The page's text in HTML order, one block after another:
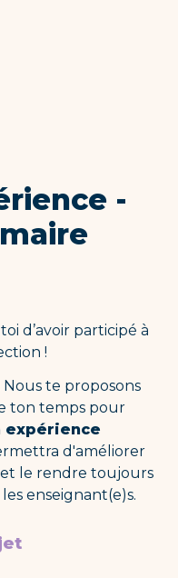
-
d’avoir participé à
!
Nous te proposons
ton temps pour
expérience
d'améliorer
le rendre toujours
enseignant(e)s.